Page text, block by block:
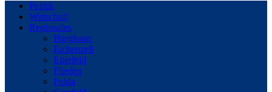
Politik
Wirtschaft
Regionales
Burghaun
Eichenzell
Eiterfeld
Flieden
Fulda